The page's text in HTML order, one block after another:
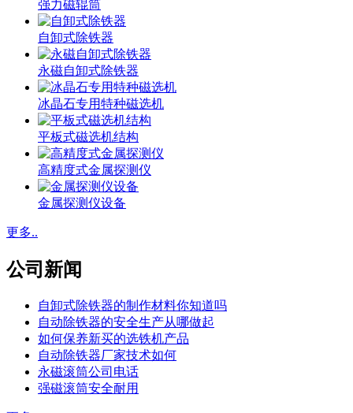
强力磁辊筒
自卸式除铁器
永磁自卸式除铁器
冰晶石专用特种磁选机
平板式磁选机结构
高精度式金属探测仪
金属探测仪设备
更多..
公司新闻
自卸式除铁器的制作材料你知道吗
自动除铁器的安全生产从哪做起
如何保养新买的选铁机产品
自动除铁器厂家技术如何
永磁滚筒公司电话
强磁滚筒安全耐用